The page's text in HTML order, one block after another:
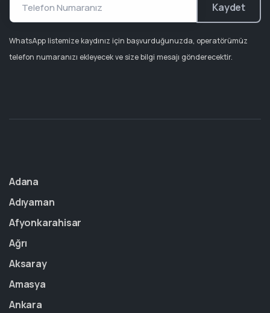
Kaydet
WhatsApp listemize kaydınız için başvurduğunuzda, operatörümüz
telefon numaranızı ekleyecek ve size bilgi mesajı gönderecektir.
Adana
Adıyaman
Afyonkarahisar
Ağrı
Aksaray
Amasya
Ankara